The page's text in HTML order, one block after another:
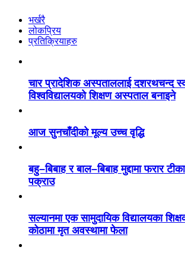
भर्खरै
लोकप्रिय
प्रतिक्रियाहरु
चार प्रादेशिक अस्पताललाई दशरथचन्द
विश्वविद्यालयको शिक्षण अस्पताल बनाइने
आज सुनचाँदीको मूल्य उच्च वृद्धि
बहु–बिबाह र बाल–बिबाह मुद्दामा फरार
पक्राउ
सल्यानमा एक सामुदायिक विद्यालयका
कोठामा मृत अवस्थामा फेला